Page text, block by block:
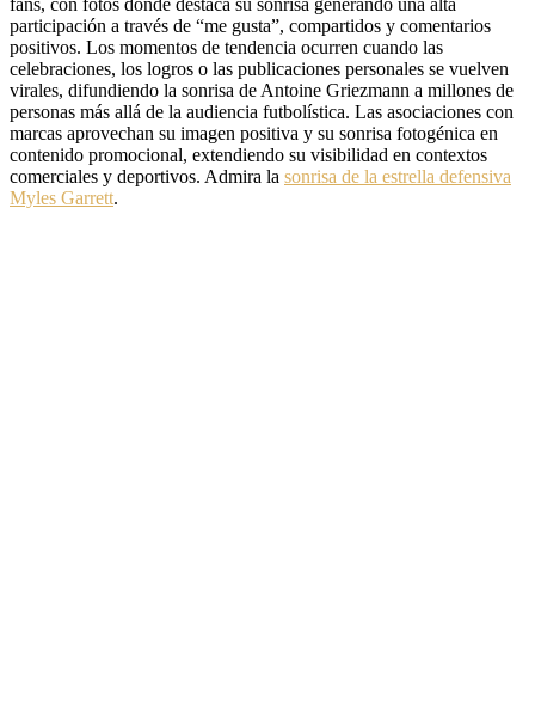
fans, con fotos donde destaca su sonrisa generando una alta
participación a través de “me gusta”, compartidos y comentarios
positivos. Los momentos de tendencia ocurren cuando las
celebraciones, los logros o las publicaciones personales se vuelven
virales, difundiendo la sonrisa de Antoine Griezmann a millones de
personas más allá de la audiencia futbolística. Las asociaciones con
marcas aprovechan su imagen positiva y su sonrisa fotogénica en
contenido promocional, extendiendo su visibilidad en contextos
comerciales y deportivos. Admira la sonrisa de la estrella defensiva
Myles Garrett.